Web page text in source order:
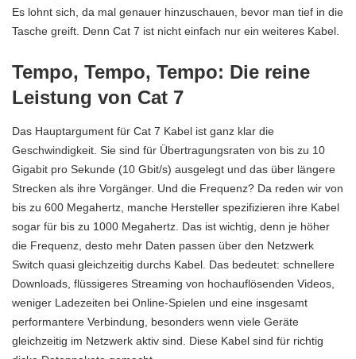
Es lohnt sich, da mal genauer hinzuschauen, bevor man tief in die
Tasche greift. Denn Cat 7 ist nicht einfach nur ein weiteres Kabel.
Tempo, Tempo, Tempo: Die reine
Leistung von Cat 7
Das Hauptargument für Cat 7 Kabel ist ganz klar die
Geschwindigkeit. Sie sind für Übertragungsraten von bis zu 10
Gigabit pro Sekunde (10 Gbit/s) ausgelegt und das über längere
Strecken als ihre Vorgänger. Und die Frequenz? Da reden wir von
bis zu 600 Megahertz, manche Hersteller spezifizieren ihre Kabel
sogar für bis zu 1000 Megahertz. Das ist wichtig, denn je höher
die Frequenz, desto mehr Daten passen über den Netzwerk
Switch quasi gleichzeitig durchs Kabel. Das bedeutet: schnellere
Downloads, flüssigeres Streaming von hochauflösenden Videos,
weniger Ladezeiten bei Online-Spielen und eine insgesamt
performantere Verbindung, besonders wenn viele Geräte
gleichzeitig im Netzwerk aktiv sind. Diese Kabel sind für richtig